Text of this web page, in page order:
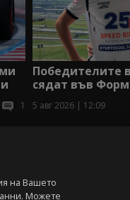
1
Победителите
сядат във
5 авг 2026 | 12:09
на Вашето
Можете